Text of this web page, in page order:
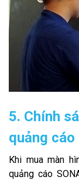
5. Chính
quảng cáo
Khi mua màn
quảng cáo